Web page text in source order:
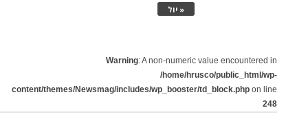
« יול
Warning: A non-numeric value encountered in
/home/hrusco/public_html/wp-
content/themes/Newsmag/includes/wp_booster/td_block.php on line
248